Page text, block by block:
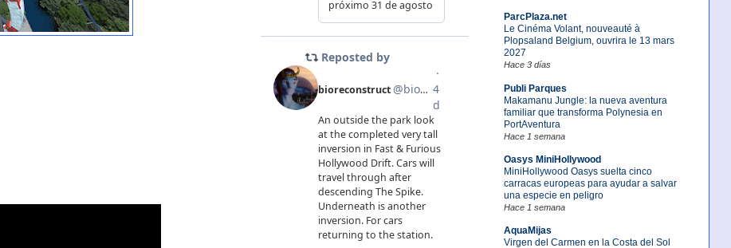
ParcPlaza.net
Le Cinéma Volant, nouveauté à
Plopsaland Belgium, ouvrira le 13 mars
2027
Hace 3 días
Publi Parques
Makamanu Jungle: la nueva aventura
familiar que transforma Polynesia en
PortAventura
Hace 1 semana
Oasys MiniHollywood
MiniHollywood Oasys suelta cinco
carracas europeas para ayudar a salvar
una especie en peligro
Hace 1 semana
AquaMijas
Virgen del Carmen en la Costa del Sol